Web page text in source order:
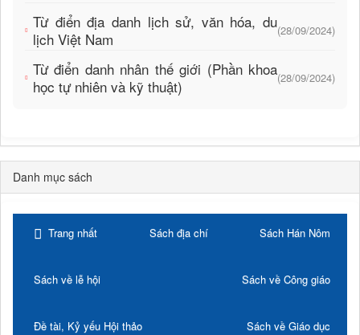
Từ điển địa danh lịch sử, văn hóa, du
lịch Việt Nam
(28/09/2024)
Từ điển danh nhân thế giới (Phần khoa
học tự nhiên và kỹ thuật)
(28/09/2024)
Danh mục sách
Trang nhất Sách địa chí Sách Hán Nôm
Sách về lễ hội Sách về Công giáo
Đề tài, Kỷ yếu Hội thảo Sách về Giáo dục